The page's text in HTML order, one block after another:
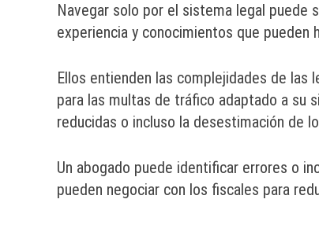
Navegar solo por el sistema legal puede
experiencia y conocimientos que pueden
Ellos entienden las complejidades de las
para las multas de tráfico adaptado a su
reducidas o incluso la desestimación de
Un abogado puede identificar errores o
pueden negociar con los fiscales para